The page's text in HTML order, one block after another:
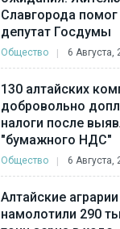
Славгорода помог
депутат Госдумы
Общество 6 Августа,
130 алтайских
добровольно
налоги после
"бумажного НДС"
Общество 6 Августа,
Алтайские аграрии
намолотили 290